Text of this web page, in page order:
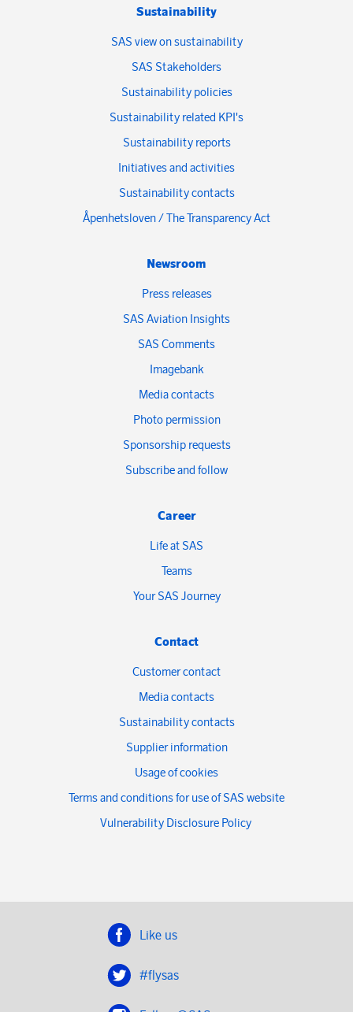
Sustainability
SAS view on sustainability
SAS Stakeholders
Sustainability policies
Sustainability related KPI's
Sustainability reports
Initiatives and activities
Sustainability contacts
Åpenhetsloven / The Transparency Act
Newsroom
Press releases
SAS Aviation Insights
SAS Comments
Imagebank
Media contacts
Photo permission
Sponsorship requests
Subscribe and follow
Career
Life at SAS
Teams
Your SAS Journey
Contact
Customer contact
Media contacts
Sustainability contacts
Supplier information
Usage of cookies
Terms and conditions for use of SAS website
Vulnerability Disclosure Policy
Like us
#flysas